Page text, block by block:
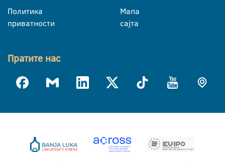
Политика
приватности
Мапа
сајта
Пратите нас